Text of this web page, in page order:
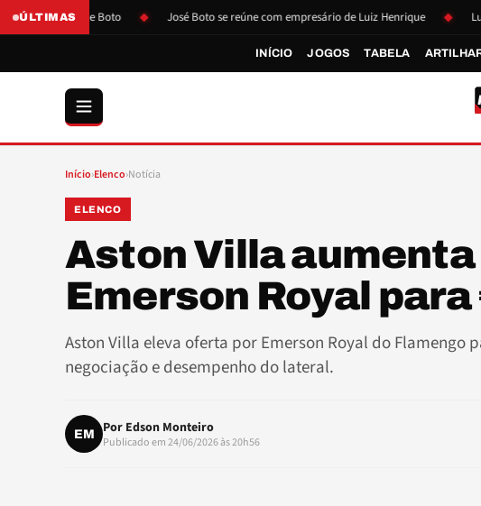
ÚLTIMAS
de Boto José Boto se reúne com empresário de Luiz Henrique Luiz
INÍCIO JOGOS TABELA
Início›Elenco›Notícia
ELENCO
Aston Villa
Emerson Royal para
Aston Villa eleva oferta por Emerson Royal do Flamengo
negociação e desempenho do lateral.
EM Por Edson Monteiro
Publicado em 24/06/2026 às 20h56